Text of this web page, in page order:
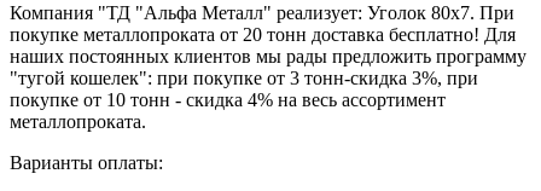
Компания "ТД "Альфа Металл" реализует: Уголок 80х7. При
покупке металлопроката от 20 тонн доставка бесплатно! Для
наших постоянных клиентов мы рады предложить программу
"тугой кошелек": при покупке от 3 тонн-скидка 3%, при
покупке от 10 тонн - скидка 4% на весь ассортимент
металлопроката.
Варианты оплаты: